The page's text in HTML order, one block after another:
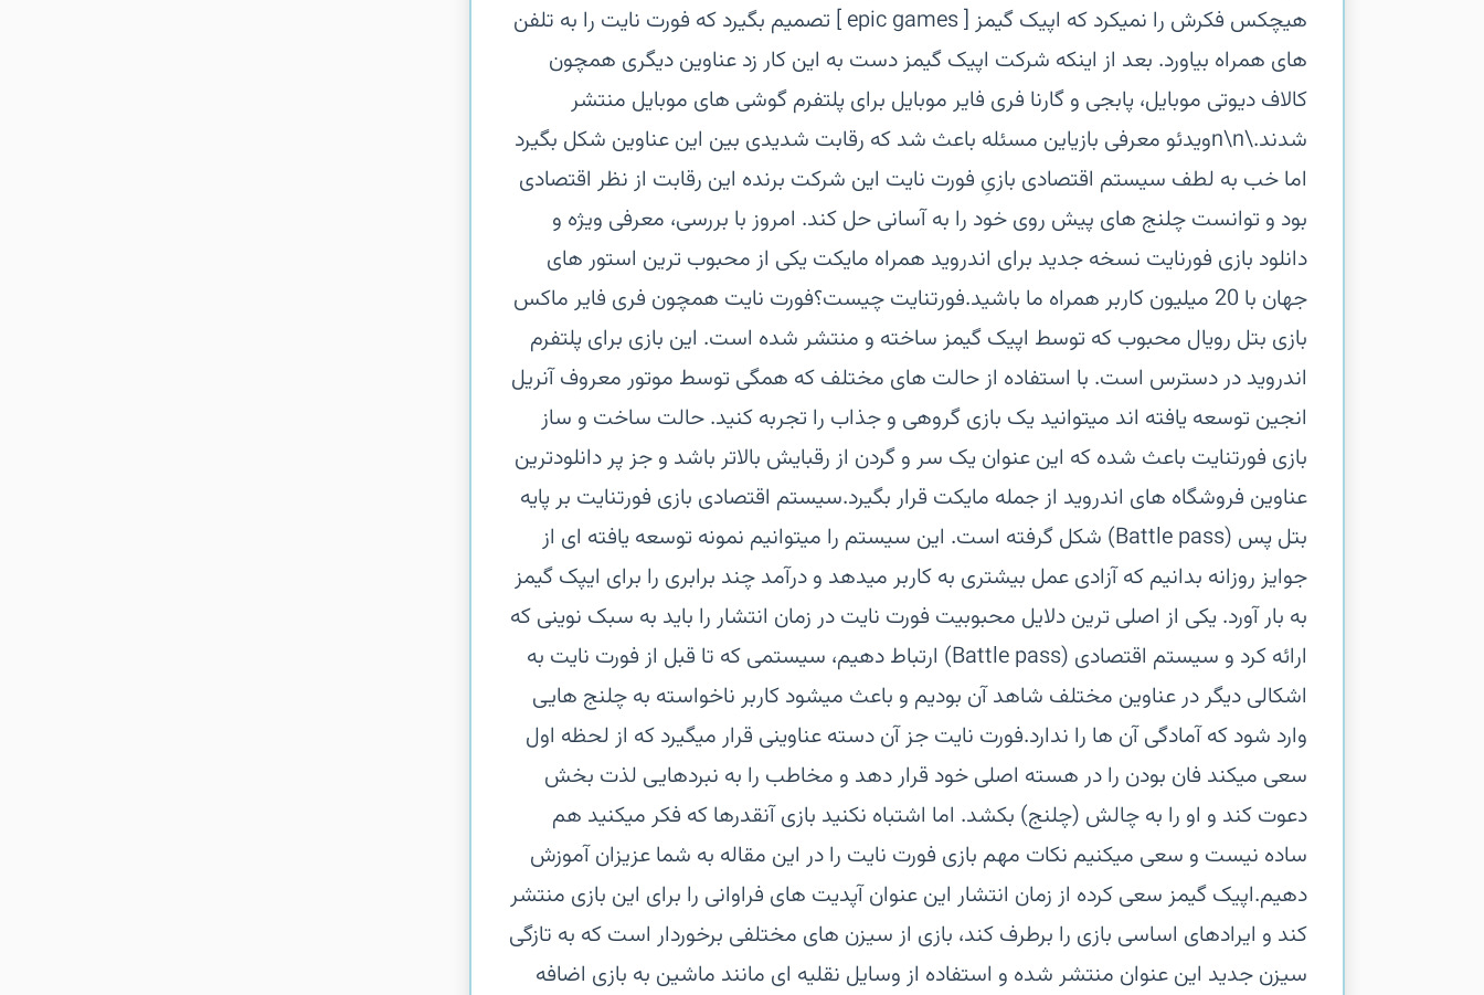
هیچکس فکرش را نمیکرد که اپیک گیمز [ epic games ] تصمیم بگیرد که فورت نایت را به تلفن
های همراه بیاورد. بعد از اینکه شرکت اپیک گیمز دست به این کار زد عناوین دیگری همچون
کالاف دیوتی موبایل، پابجی و گارنا فری فایر موبایل برای پلتفرم گوشی های موبایل منتشر
شدند.\n\nویدئو معرفی بازیاین مسئله باعث شد که رقابت شدیدی بین این عناوین شکل بگیرد
اما خب به لطف سیستم اقتصادی بازیِ فورت نایت این شرکت برنده این رقابت از نظر اقتصادی
بود و توانست چلنج های پیش روی خود را به آسانی حل کند. امروز با بررسی، معرفی ویژه و
دانلود بازی فورنایت نسخه جدید برای اندروید همراه مایکت یکی از محبوب ترین استور های
جهان با 20 میلیون کاربر همراه ما باشید.فورتنایت چیست؟فورت نایت همچون فری فایر ماکس
بازی بتل رویال محبوب که توسط اپیک گیمز ساخته و منتشر شده است. این بازی برای پلتفرم
اندروید در دسترس است. با استفاده از حالت های مختلف که همگی توسط موتور معروف آنریل
انجین توسعه یافته اند میتوانید یک بازی گروهی و جذاب را تجربه کنید. حالت ساخت و ساز
بازی فورتنایت باعث شده که این عنوان یک سر و گردن از رقبایش بالاتر باشد و جز پر دانلودترین
عناوین فروشگاه های اندروید از جمله مایکت قرار بگیرد.سیستم اقتصادی بازی فورتنایت بر پایه
بتل پس (Battle pass) شکل گرفته است. این سیستم را میتوانیم نمونه توسعه یافته ای از
جوایز روزانه بدانیم که آزادی عمل بیشتری به کاربر میدهد و درآمد چند برابری را برای ایپک گیمز
به بار آورد. یکی از اصلی ترین دلایل محبوبیت فورت نایت در زمان انتشار را باید به سبک نوینی که
ارائه کرد و سیستم اقتصادی (Battle pass) ارتباط دهیم، سیستمی که تا قبل از فورت نایت به
اشکالی دیگر در عناوین مختلف شاهد آن بودیم و باعث میشود کاربر ناخواسته به چلنج هایی
وارد شود که آمادگی آن ها را ندارد.فورت نایت جز آن دسته عناوینی قرار میگیرد که از لحظه اول
سعی میکند فان بودن را در هسته اصلی خود قرار دهد و مخاطب را به نبردهایی لذت بخش
دعوت کند و او را به چالش (چلنج) بکشد. اما اشتباه نکنید بازی آنقدرها که فکر میکنید هم
ساده نیست و سعی میکنیم نکات مهم بازی فورت نایت را در این مقاله به شما عزیزان آموزش
دهیم.اپیک گیمز سعی کرده از زمان انتشار این عنوان آپدیت های فراوانی را برای این بازی منتشر
کند و ایرادهای اساسی بازی را برطرف کند، بازی از سیزن های مختلفی برخوردار است که به تازگی
سیزن جدید این عنوان منتشر شده و استفاده از وسایل نقلیه ای مانند ماشین به بازی اضافه